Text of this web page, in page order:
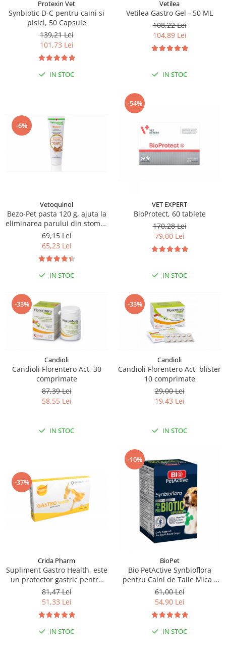
Sampoane si Balsamuri
Servetele Umede
Covorase absorbante
Curatare Ochi
Igiena Catel
Custi transport - Pisici
Jucarii Pisici
Lese, Hamuri si Zgarzi
Paturi, perne si cosuri pentru pisici
Recompense Delicioase
Protexin Vet
Synbiotic D-C pentru caini si
pisici, 50 Capsule
139,21 Lei
101,73 Lei
IN STOC
Vetilea
Vetilea Gastro Gel - 50 ML
108,22 Lei
104,89 Lei
IN STOC
-6%
Vetoquinol
Bezo-Pet pasta 120 g, ajuta la
eliminarea parului din stomac
sau intestine
69,15 Lei
65,23 Lei
IN STOC
-54%
VET EXPERT
BioProtect, 60 tablete
170,28 Lei
79,00 Lei
IN STOC
-33%
Candioli
Candioli Florentero Act, 30
comprimate
87,39 Lei
58,55 Lei
IN STOC
-33%
Candioli
Candioli Florentero Act, blister
10 comprimate
29,00 Lei
19,43 Lei
IN STOC
-37%
Crida Pharm
Supliment Gastro Health, este
un protector gastric pentru
caini si pisici, 30 capsule
81,47 Lei
51,33 Lei
IN STOC
-10%
BioPet
Bio PetActive Synbioflora
pentru Caini de Talie Mica -
60 tablete
61,00 Lei
54,90 Lei
IN STOC